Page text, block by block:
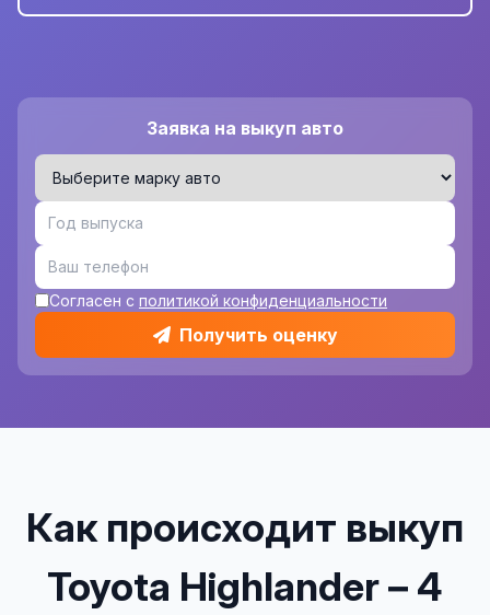
Заявка на выкуп авто
Согласен с политикой конфиденциальности
Получить оценку
Как происходит выкуп
Toyota Highlander – 4